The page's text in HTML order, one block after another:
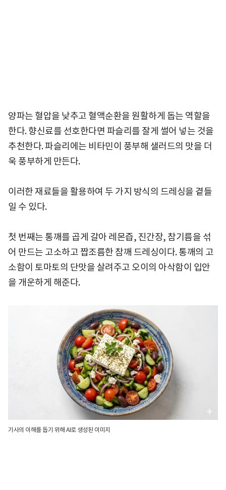
양파는 혈압을 낮추고 혈액순환을 원활하게 돕는 역할을
한다. 향신료를 선호한다면 파슬리를 잘게 썰어 넣는 것을
추천한다. 파슬리에는 비타민이 풍부해 샐러드의 맛을 더
욱 풍부하게 만든다.
이러한 재료들을 활용하여 두 가지 방식의 드레싱을 곁들
일 수 있다.
첫 번째는 통깨를 곱게 갈아 레몬즙, 진간장, 참기름을 섞
어 만드는 고소하고 짭조름한 참깨 드레싱이다. 통깨의 고
소함이 토마토의 단맛을 살려주고 오이의 아삭함이 입안
을 개운하게 해준다.
기사의 이해를 돕기 위해 AI로 생성된 이미지